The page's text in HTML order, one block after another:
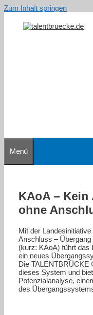
Zum Inhalt springen
Menü
KAoA –
ohne
Mit der
Anschluss –
(kurz: KAoA) führt das
ein neues
Die TALENTBRÜCKE
dieses System und
Potenzialanalyse,
des